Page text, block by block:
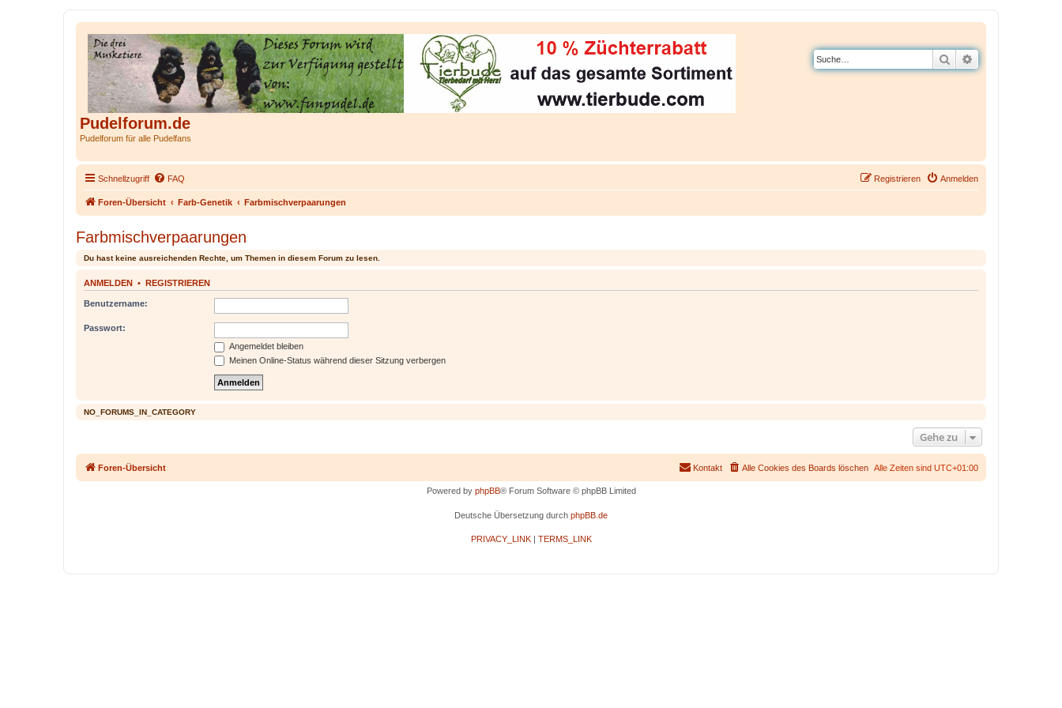
Pudelforum.de
Pudelforum für alle Pudelfans
Suche
Schnellzugriff FAQ Anmelden
Registrieren
Foren-Übersicht Farb-Genetik Farbmischverpaarungen
Farbmischverpaarungen
Du hast keine ausreichenden Rechte, um Themen in diesem Forum zu lesen.
ANMELDEN • REGISTRIEREN
Benutzername:
Passwort:
Angemeldet bleiben
Meinen Online-Status während dieser Sitzung verbergen
NO_FORUMS_IN_CATEGORY
Gehe zu
Foren-Übersicht Alle Zeiten sind UTC+01:00
Alle Cookies des Boards löschen
Kontakt
Powered by phpBB® Forum Software © phpBB Limited
Deutsche Übersetzung durch phpBB.de
PRIVACY_LINK| TERMS_LINK